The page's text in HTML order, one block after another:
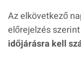
Az elkövetkező
előrejelzés szerint
időjárásra kell